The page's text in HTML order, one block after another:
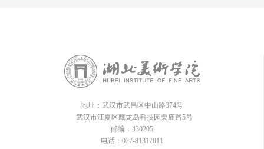
地址：武汉市武昌区中山路374号
武汉市江夏区藏龙岛科技园栗庙路5号
邮编：430205
电话：027-81317011